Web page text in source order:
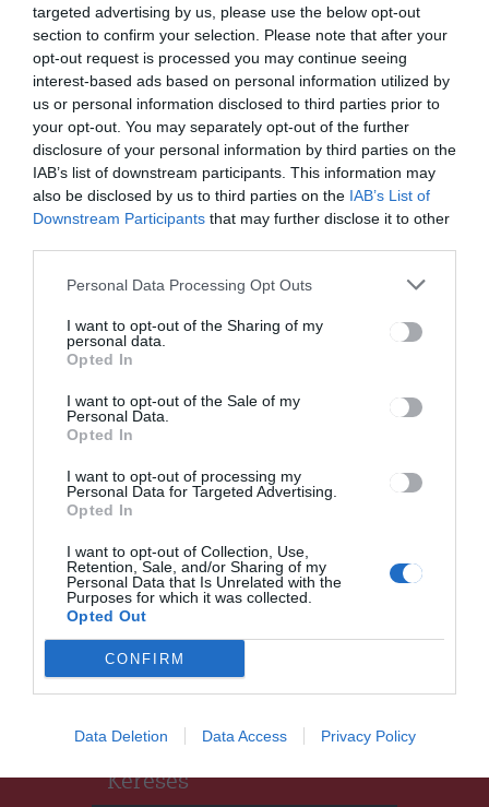
targeted advertising by us, please use the below opt-out
section to confirm your selection. Please note that after your
opt-out request is processed you may continue seeing
interest-based ads based on personal information utilized by
us or personal information disclosed to third parties prior to
your opt-out. You may separately opt-out of the further
disclosure of your personal information by third parties on the
IAB’s list of downstream participants. This information may
also be disclosed by us to third parties on the IAB’s List of
Downstream Participants that may further disclose it to other
Personal Data Processing Opt Outs
I want to opt-out of the Sharing of my
personal data.
Opted In
I want to opt-out of the Sale of my
Personal Data.
Opted In
I want to opt-out of processing my
Personal Data for Targeted Advertising.
Opted In
I want to opt-out of Collection, Use,
Retention, Sale, and/or Sharing of my
Personal Data that Is Unrelated with the
Purposes for which it was collected.
Opted Out
CONFIRM
Data Deletion Data Access Privacy Policy
bentlakásba
a szociális
központ
lakóit
ásra lesz
lehetőség
ban
Ez is érdekelheti
Még egyetlen legeltetési
engedélyt sem kérelmeztek
Csíkszeredában
CSÍKSZÉK,GYERGYÓSZÉK
UDVARHELYSZÉK
kerékpárosokat és
gyalogosokat is büntettek a
közlekedésrendészek
Keresés